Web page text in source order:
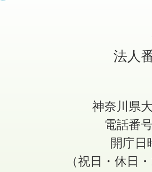
法人
神奈川県
電話番
開庁日
（祝日・休日